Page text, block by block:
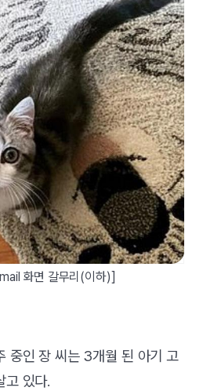
화면 갈무리(이하)]
중인 장 씨는 3개월 된 아기 고
고 있다.